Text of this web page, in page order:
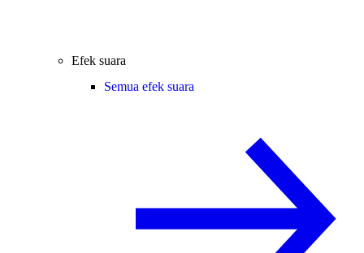
Efek suara
Semua efek suara